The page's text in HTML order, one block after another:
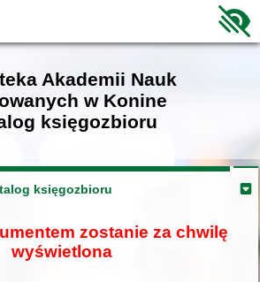
Akademii Nauk
w Konine
księgozbioru
księgozbioru
zostanie za chwilę
wyświetlona